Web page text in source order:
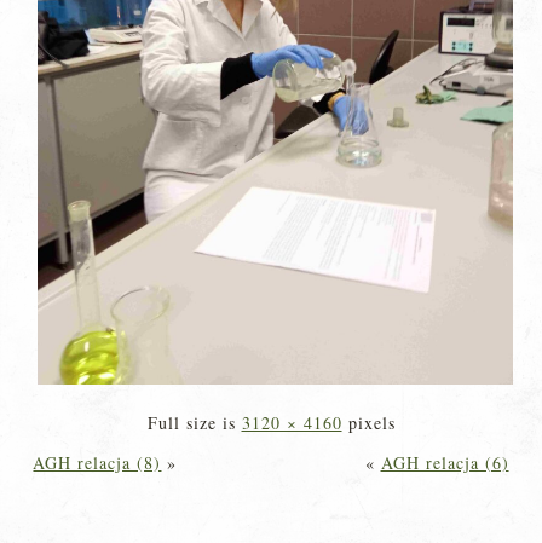
Full size is 3120 × 4160 pixels
AGH relacja (8) » « AGH relacja (6)